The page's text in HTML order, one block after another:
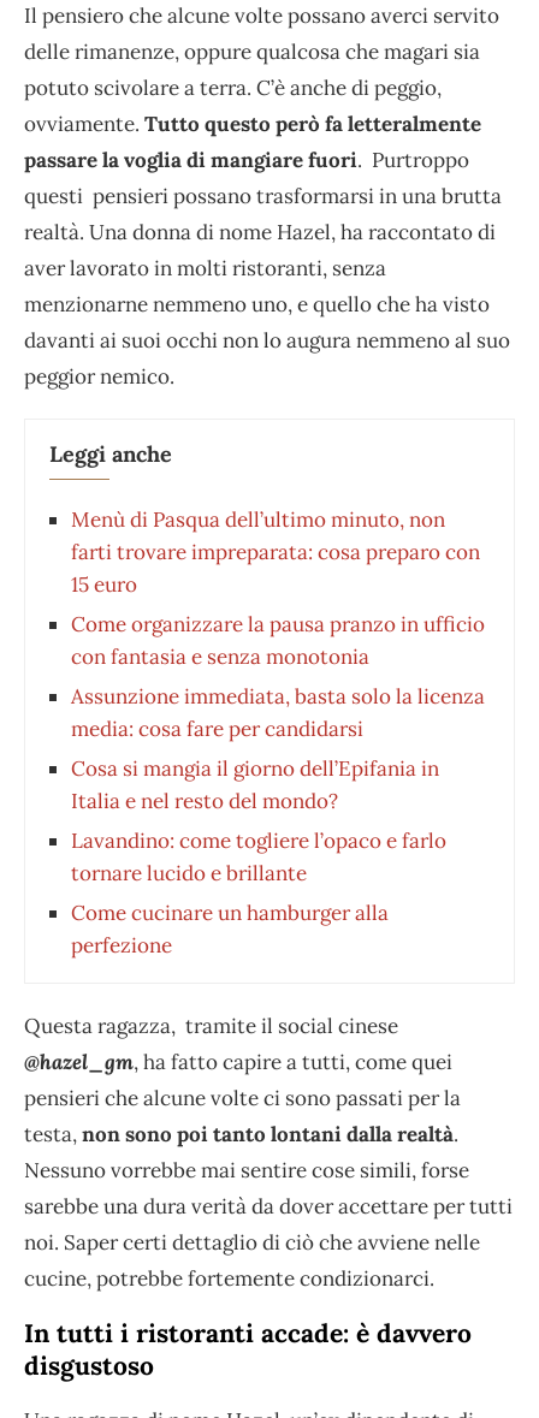
Il pensiero che alcune volte possano averci servito
delle rimanenze, oppure qualcosa che magari sia
potuto scivolare a terra. C’è anche di peggio,
ovviamente. Tutto questo però fa letteralmente
passare la voglia di mangiare fuori. Purtroppo
questi pensieri possano trasformarsi in una brutta
realtà. Una donna di nome Hazel, ha raccontato di
aver lavorato in molti ristoranti, senza
menzionarne nemmeno uno, e quello che ha visto
davanti ai suoi occhi non lo augura nemmeno al suo
peggior nemico.
Leggi anche
Menù di Pasqua dell’ultimo minuto, non
farti trovare impreparata: cosa preparo con
15 euro
Come organizzare la pausa pranzo in ufficio
con fantasia e senza monotonia
Assunzione immediata, basta solo la licenza
media: cosa fare per candidarsi
Cosa si mangia il giorno dell’Epifania in
Italia e nel resto del mondo?
Lavandino: come togliere l’opaco e farlo
tornare lucido e brillante
Come cucinare un hamburger alla
perfezione
Questa ragazza, tramite il social cinese
@hazel_gm, ha fatto capire a tutti, come quei
pensieri che alcune volte ci sono passati per la
testa,non sono poi tanto lontani dalla realtà.
Nessuno vorrebbe mai sentire cose simili, forse
sarebbe una dura verità da dover accettare per tutti
noi. Saper certi dettaglio di ciò che avviene nelle
cucine, potrebbe fortemente condizionarci.
In tutti i ristoranti accade: è davvero
disgustoso